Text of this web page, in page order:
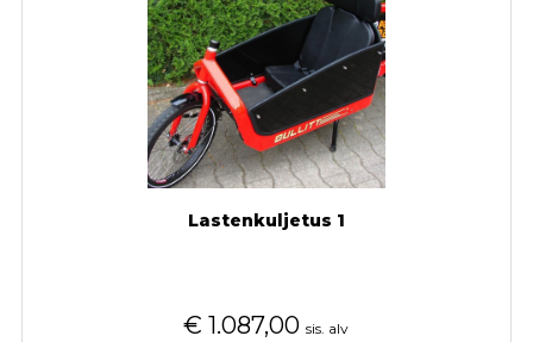
Lastenkuljetus 1
€ 1.087,00 sis. alv